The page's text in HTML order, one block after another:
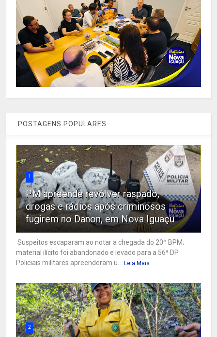
POSTAGENS POPULARES
1
PM apreende revólver raspado,
drogas e rádios após criminosos
fugirem no Danon, em Nova Iguaçu
Suspeitos escaparam ao notar a chegada do 20º BPM;
material ilícito foi abandonado e levado para a 56ª DP
Policiais militares apreenderam u...
Leia Mais
2